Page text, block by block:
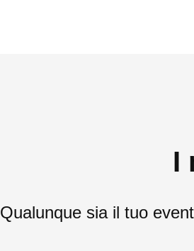
I
Qualunque sia il tuo